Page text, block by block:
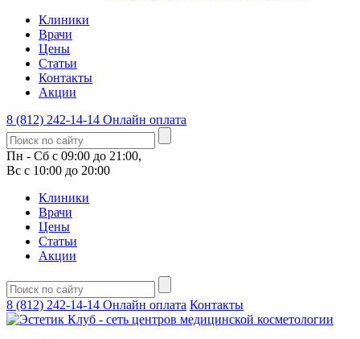
Клиники
Врачи
Цены
Статьи
Контакты
Акции
8 (812) 242-14-14 Онлайн оплата
Пн - Сб с 09:00 до 21:00,
Вс с 10:00 до 20:00
Клиники
Врачи
Цены
Статьи
Акции
8 (812) 242-14-14 Онлайн оплата Контакты